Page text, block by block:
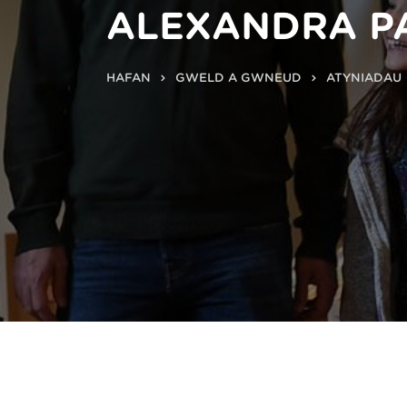
ALEXANDRA
HAFAN GWELD A GWNEUD ATYNIADAU